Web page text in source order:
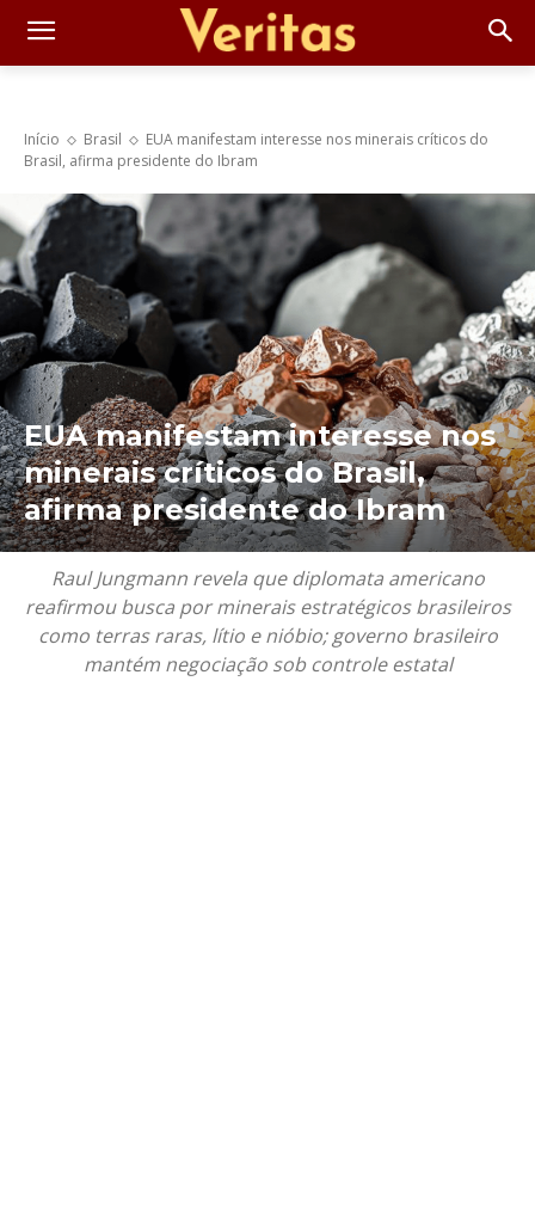
Início Brasil
EUA manifestam interesse nos minerais críticos do
Brasil, afirma presidente do Ibram
EUA manifestam interesse nos
minerais críticos do Brasil,
afirma presidente do Ibram
Raul Jungmann revela que diplomata americano
reafirmou busca por minerais estratégicos brasileiros
como terras raras, lítio e nióbio; governo brasileiro
mantém negociação sob controle estatal